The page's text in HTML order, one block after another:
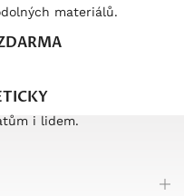
materiálů.
i lidem.